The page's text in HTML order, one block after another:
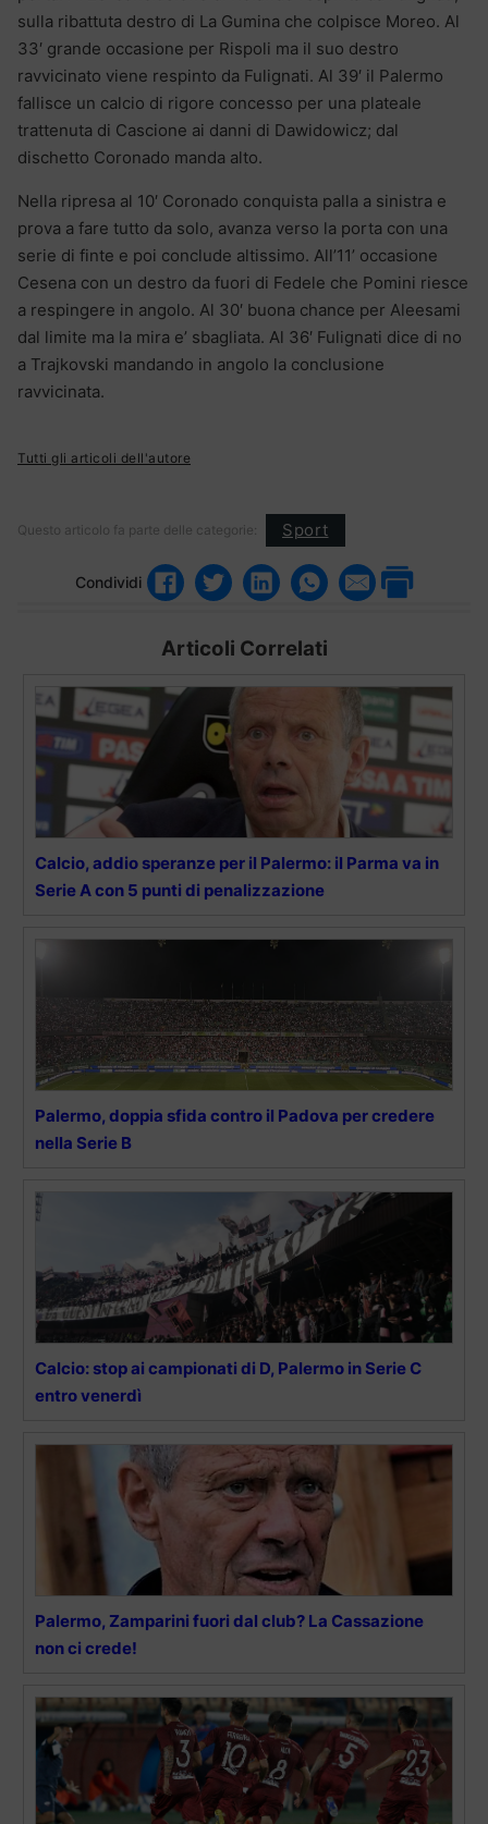
sulla ribattuta destro di La Gumina che colpisce Moreo. Al
33′ grande occasione per Rispoli ma il suo destro
ravvicinato viene respinto da Fulignati. Al 39′ il Palermo
fallisce un calcio di rigore concesso per una plateale
trattenuta di Cascione ai danni di Dawidowicz; dal
dischetto Coronado manda alto.
Nella ripresa al 10′ Coronado conquista palla a sinistra e
prova a fare tutto da solo, avanza verso la porta con una
serie di finte e poi conclude altissimo. All’11’ occasione
Cesena con un destro da fuori di Fedele che Pomini riesce
a respingere in angolo. Al 30′ buona chance per Aleesami
dal limite ma la mira e’ sbagliata. Al 36′ Fulignati dice di no
a Trajkovski mandando in angolo la conclusione
ravvicinata.
Tutti gli articoli dell'autore
Questo articolo fa parte delle categorie: Sport
Condividi
Articoli Correlati
Calcio, addio speranze per il Palermo: il Parma va in
Serie A con 5 punti di penalizzazione
Palermo, doppia sfida contro il Padova per credere
nella Serie B
Calcio: stop ai campionati di D, Palermo in Serie C
entro venerdì
Palermo, Zamparini fuori dal club? La Cassazione
non ci crede!